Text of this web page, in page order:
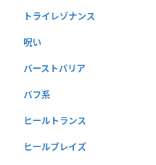
トライレゾナンス
呪い
バーストバリア
バフ系
ヒールトランス
ヒールブレイズ